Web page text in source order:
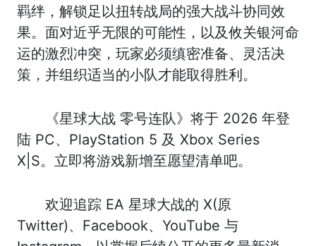
羁绊，解锁足以扭转战局的强大战斗协同效
果。面对近乎无限的可能性，以及攸关银河命
运的激烈冲突，玩家必须缜密准备、灵活决
策，并组织适当的小队才能取得胜利。
《星球大战 零号连队》将于 2026 年登
陆 PC、PlayStation 5 及 Xbox Series
X|S。立即将游戏新增至愿望清单吧。
欢迎追踪 EA 星球大战的 X(原
Twitter)、Facebook、YouTube 与